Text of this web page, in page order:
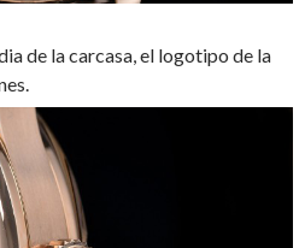
de la carcasa, el logotipo de la